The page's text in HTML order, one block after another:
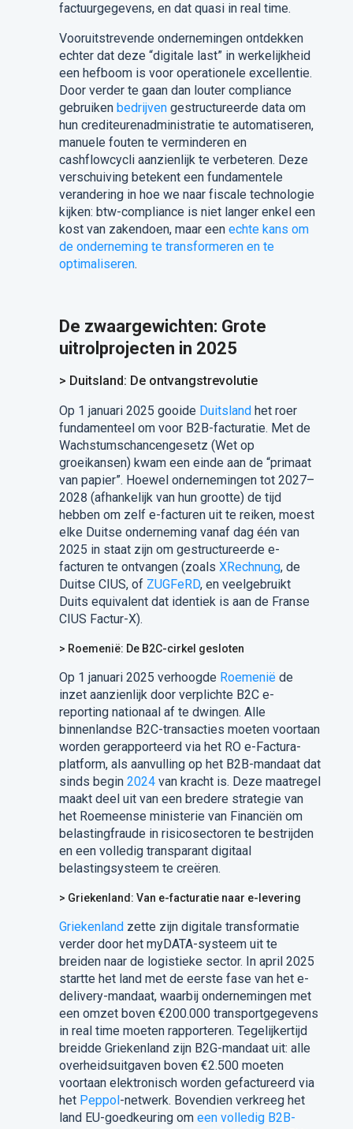
factuurgegevens, en dat quasi in real time.
Vooruitstrevende ondernemingen ontdekken
echter dat deze “digitale last” in werkelijkheid
een hefboom is voor operationele excellentie.
Door verder te gaan dan louter compliance
gebruiken bedrijvengestructureerde data om
hun crediteurenadministratie te automatiseren,
manuele fouten te verminderen en
cashflowcycli aanzienlijk te verbeteren. Deze
verschuiving betekent een fundamentele
verandering in hoe we naar fiscale technologie
kijken: btw-compliance is niet langer enkel een
kost van zakendoen, maar een echte kans om
de onderneming te transformeren en te
optimaliseren.
De zwaargewichten: Grote
uitrolprojecten in 2025
> Duitsland: De ontvangst­revolutie
Op 1 januari 2025 gooide Duitslandhet roer
fundamenteel om voor B2B-facturatie. Met de
Wachstumschancengesetz (Wet op
groeikansen) kwam een einde aan de “primaat
van papier”. Hoewel ondernemingen tot 2027–
2028 (afhankelijk van hun grootte) de tijd
hebben om zelf e-facturen uit te reiken, moest
elke Duitse onderneming vanaf dag één van
2025 in staat zijn om gestructureerde e-
facturen te ontvangen (zoals XRechnung, de
Duitse CIUS, of ZUGFeRD, en veelgebruikt
Duits equivalent dat identiek is aan de Franse
CIUS Factur-X).
> Roemenië: De B2C-cirkel gesloten
Op 1 januari 2025 verhoogde Roemeniëde
inzet aanzienlijk door verplichte B2C e-
reporting nationaal af te dwingen. Alle
binnenlandse B2C-transacties moeten voortaan
worden gerapporteerd via het RO e-Factura-
platform, als aanvulling op het B2B-mandaat dat
sinds begin 2024van kracht is. Deze maatregel
maakt deel uit van een bredere strategie van
het Roemeense ministerie van Financiën om
belastingfraude in risicosectoren te bestrijden
en een volledig transparant digitaal
belastingsysteem te creëren.
> Griekenland: Van e-facturatie naar e-levering
Griekenlandzette zijn digitale transformatie
verder door het myDATA-systeem uit te
breiden naar de logistieke sector. In april 2025
startte het land met de eerste fase van het e-
delivery-mandaat, waarbij ondernemingen met
een omzet boven €200.000 transportgegevens
in real time moeten rapporteren. Tegelijkertijd
breidde Griekenland zijn B2G-mandaat uit: alle
overheidsuitgaven boven €2.500 moeten
voortaan elektronisch worden gefactureerd via
het Peppol-netwerk. Bovendien verkreeg het
land EU-goedkeuring om een volledig B2B-